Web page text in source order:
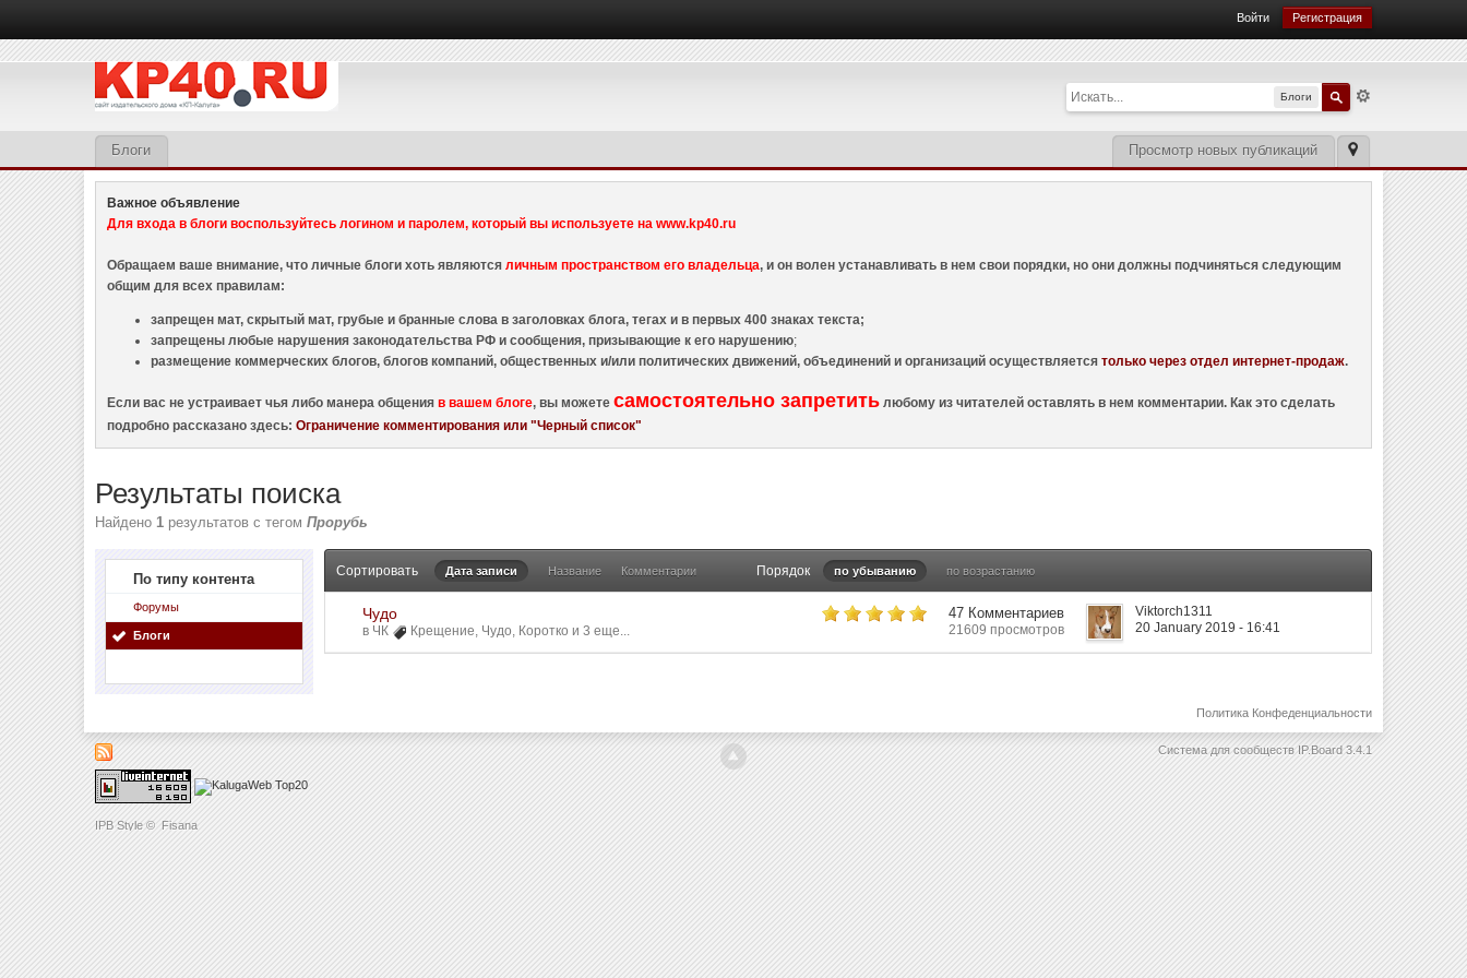
IPB Style © Fisana
Войти Регистрация
Блоги
Просмотр новых публикаций
Блоги
Важное объявление
Для входа в блоги воспользуйтесь логином и паролем, который вы используете на www.kp40.ru
Обращаем ваше внимание, что личные блоги хоть являютсяличным пространством его владельца, и он волен устанавливать в нем свои порядки, но они должны подчиняться следующим
общим для всех правилам:
запрещен мат, скрытый мат, грубые и бранные слова в заголовках блога, тегах и в первых 400 знаках текста;
запрещены любые нарушения законодательства РФ и сообщения, призывающие к его нарушению;
размещение коммерческих блогов, блогов компаний, общественных и/или политических движений, объединений и организаций осуществляетсятолько через отдел интернет-продаж.
Если вас не устраивает чья либо манера общенияв вашем блоге, вы можетесамостоятельно запретить любому из читателей оставлять в нем комментарии. Как это сделать
подробно рассказано здесь:Ограничение комментирования или "Черный список"
Результаты поиска
Найдено1 результатов с тегомПрорубь
По типу контента
Форумы
Блоги
Сортировать Дата записи Название Комментарии Порядок по убыванию по возрастанию
Чудо
в ЧК Крещение, Чудо, Коротко и 3 еще...
47 Комментариев
21609 просмотров
Viktorch1311
20 January 2019 - 16:41
Политика Конфеденциальности
Система для сообществ IP.Board 3.4.1